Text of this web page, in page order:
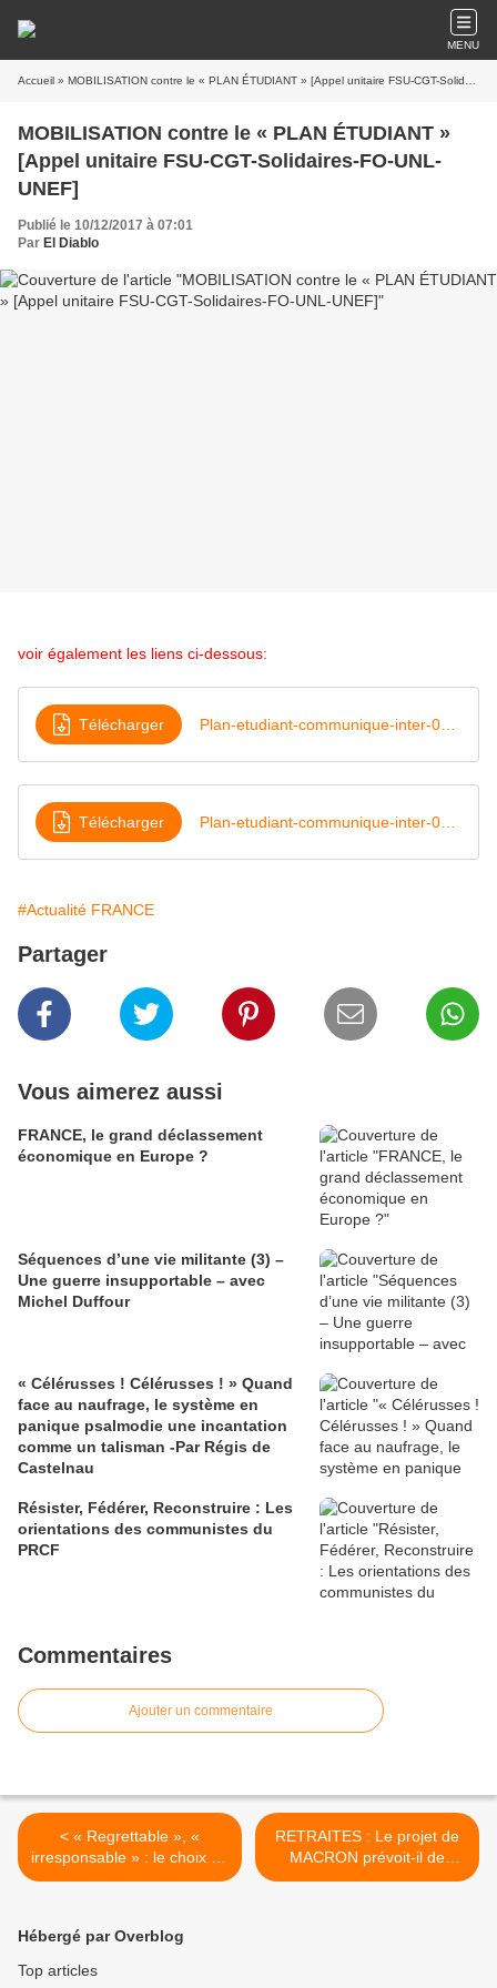
MENU
Accueil » MOBILISATION contre le « PLAN ÉTUDIANT » [Appel unitaire FSU-CGT-Solidaires-FO-UNL-UNEF]
MOBILISATION contre le « PLAN ÉTUDIANT »
[Appel unitaire FSU-CGT-Solidaires-FO-UNL-
UNEF]
Publié le 10/12/2017 à 07:01
Par El Diablo
voir également les liens ci-dessous:
Télécharger
Télécharger
#Actualité FRANCE
Partager
Vous aimerez aussi
FRANCE, le grand déclassement
économique en Europe ?
Séquences d’une vie militante (3) –
Une guerre insupportable – avec
Michel Duffour
« Célérusses ! Célérusses ! » Quand
face au naufrage, le système en
panique psalmodie une incantation
comme un talisman -Par Régis de
Castelnau
Résister, Fédérer, Reconstruire : Les
orientations des communistes du
PRCF
Commentaires
Ajouter un commentaire
< « Regrettable », «
irresponsable » : le choix de
TRUMP sur JÉRUSALEM
RETRAITES : Le projet de
MACRON prévoit-il de
pénaliser les chômeurs ? >
Hébergé par Overblog
Top articles